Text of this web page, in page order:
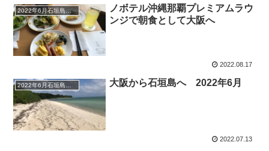
2022年6月石垣島＆竹富島＆那覇マイル旅
ノボテル沖縄那覇プレミアムラウ
ンジで朝食として大阪へ
2022.08.17
大阪から石垣島へ 2022年6月
2022.07.13